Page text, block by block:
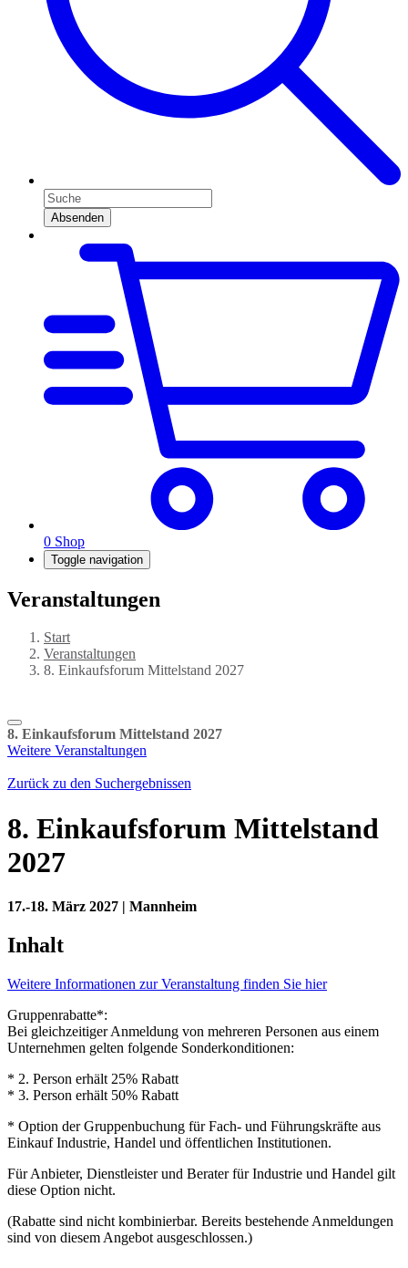
Absenden
0 Shop
Toggle navigation
Veranstaltungen
Start
Veranstaltungen
8. Einkaufsforum Mittelstand 2027
8. Einkaufsforum Mittelstand 2027
Weitere Veranstaltungen
Zurück zu den Suchergebnissen
8. Einkaufsforum Mittelstand
2027
17.-18. März 2027 | Mannheim
Inhalt
Weitere Informationen zur Veranstaltung finden Sie hier
Gruppenrabatte*:
Bei gleichzeitiger Anmeldung von mehreren Personen aus einem
Unternehmen gelten folgende Sonderkonditionen:
* 2. Person erhält 25% Rabatt
* 3. Person erhält 50% Rabatt
* Option der Gruppenbuchung für Fach- und Führungskräfte aus
Einkauf Industrie, Handel und öffentlichen Institutionen.
Für Anbieter, Dienstleister und Berater für Industrie und Handel gilt
diese Option nicht.
(Rabatte sind nicht kombinierbar. Bereits bestehende Anmeldungen
sind von diesem Angebot ausgeschlossen.)